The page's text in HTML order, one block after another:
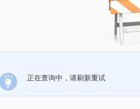
正在查询中，请刷新重试